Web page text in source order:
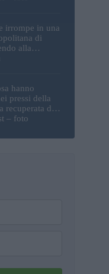
irrompe in una
di
alla
hanno
pressi della
recuperata dal
– foto